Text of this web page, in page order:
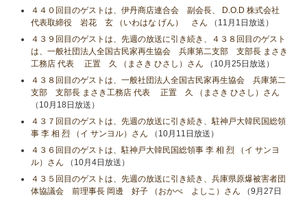
４４０回目のゲストは、伊丹商店連合会 副会長、 D.O.D 株式会社
代表取締役 岩花 玄 （いわはな げん） さん （11月1日放送）
４３９回目のゲストは、先週の放送に引き続き、４３８回目のゲスト
は、一般社団法人全国古民家再生協会 兵庫第二支部 支部長 まさき
工務店 代表 正置 久 （まさき ひさし）さん （10月25日放送）
４３８回目のゲストは、一般社団法人全国古民家再生協会 兵庫第二
支部 支部長 まさき工務店 代表 正置 久 （まさき ひさし）さん
（10月18日放送）
４３７回目のゲストは、先週の放送に引き続き、駐神戸大韓民国総領
事 李 相 烈 （イ サンヨル）さん （10月11日放送）
４３６回目のゲストは、駐神戸大韓民国総領事 李 相 烈 （イ サンヨ
ル）さん （10月4日放送）
４３５回目のゲストは、先週の放送に引き続き、兵庫県原爆被害者団
体協議会 前理事長 岡邊 好子 （おかべ よしこ）さん （9月27日